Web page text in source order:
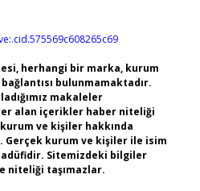
herhangi bir marka, kurum
bulunmamaktadır.
makaleler
alan içerikler haber niteliği
ve kişiler hakkında
Gerçek kurum ve kişiler ile isim
Sitemizdeki bilgiler
niteliği taşımazlar.